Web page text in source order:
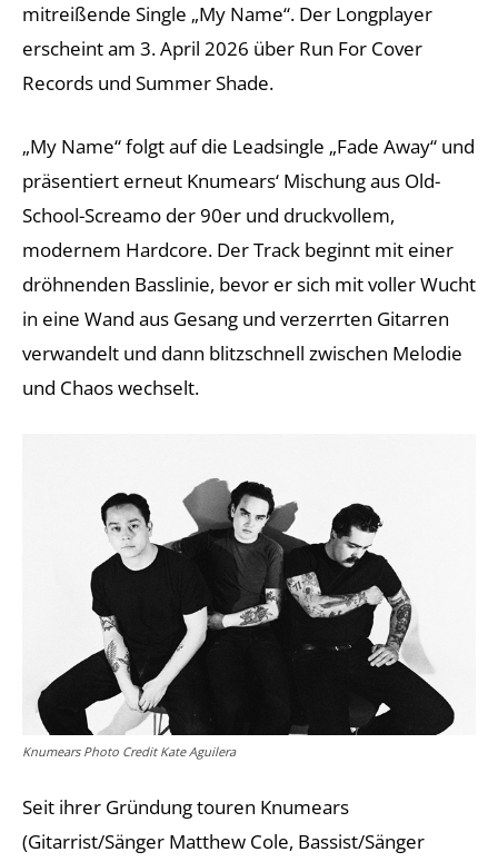
mitreißende Single „My Name“. Der Longplayer
erscheint am 3. April 2026 über Run For Cover
Records und Summer Shade.
„My Name“ folgt auf die Leadsingle „Fade Away“ und
präsentiert erneut Knumears‘ Mischung aus Old-
School-Screamo der 90er und druckvollem,
modernem Hardcore. Der Track beginnt mit einer
dröhnenden Basslinie, bevor er sich mit voller Wucht
in eine Wand aus Gesang und verzerrten Gitarren
verwandelt und dann blitzschnell zwischen Melodie
und Chaos wechselt.
Knumears Photo Credit Kate Aguilera
Seit ihrer Gründung touren Knumears
(Gitarrist/Sänger Matthew Cole, Bassist/Sänger